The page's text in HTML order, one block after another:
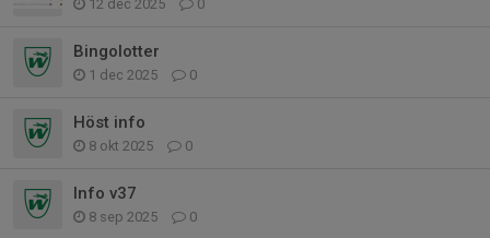
12 dec 2025 0
Bingolotter
1 dec 2025 0
Höst info
8 okt 2025 0
Info v37
8 sep 2025 0